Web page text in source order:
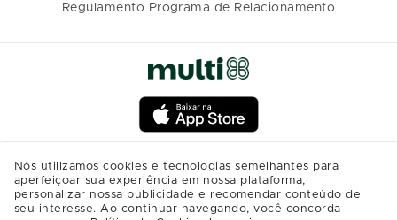
Regulamento Programa de Relacionamento
Nós utilizamos cookies e tecnologias semelhantes para
aperfeiçoar sua experiência em nossa plataforma,
personalizar nossa publicidade e recomendar conteúdo de
seu interesse. Ao continuar navegando, você concorda